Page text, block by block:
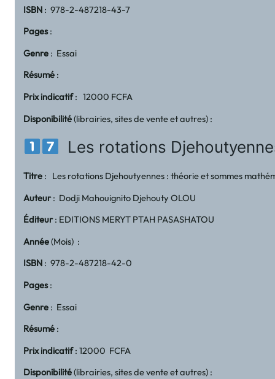
ISBN : 978-2-487218-43-7
Pages:
Genre : Essai
Résumé :
Prix indicatif: 12000 FCFA
Disponibilité(librairies, sites de vente et autres) :
Les rotations
Titre : Les rotations Djehoutyennes : théorie et sommes
Auteur: Dodji Mahouignito Djehouty OLOU
Éditeur: EDITIONS MERYT PTAH PASASHATOU
Année(Mois) :
ISBN : 978-2-487218-42-0
Pages:
Genre : Essai
Résumé :
Prix indicatif: 12000 FCFA
Disponibilité(librairies, sites de vente et autres) :